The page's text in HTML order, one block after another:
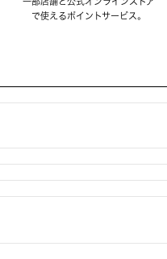
で使えるポイントサービス。